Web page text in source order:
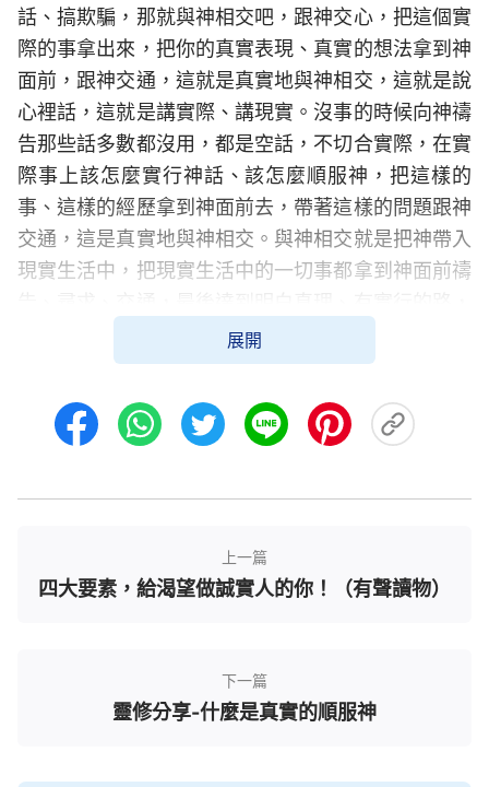
話、搞欺騙，那就與神相交吧，跟神交心，把這個實
際的事拿出來，把你的真實表現、真實的想法拿到神
面前，跟神交通，這就是真實地與神相交，這就是說
心裡話，這就是講實際、講現實。沒事的時候向神禱
告那些話多數都沒用，都是空話，不切合實際，在實
際事上該怎麼實行神話、該怎麼順服神，把這樣的
事、這樣的經歷拿到神面前去，帶著這樣的問題跟神
交通，這是真實地與神相交。與神相交就是把神帶入
現實生活中，把現實生活中的一切事都拿到神面前禱
然後再回到生活中來實行真理、實行神話，這是與神
相交的整個過程。你這個時期重點與神相交禱告哪些
問題，現在有什麼進展、有什麼收穫，自己心裡得有
數，每一個時期都得圍繞一方面真理跟神有交通，達
到這些實際問題。你對這些現實生命必須進入的問
題、實際存在的問題，你如果不拿到神面前禱告、與
相交不能迴避現實問題，你現實臨到的無論什麼樣的
難處，都得拿到神面前禱告，無論神對你有什麼要
展開
上一篇
四大要素，給渴望做誠實人的你！（有聲讀物）
下一篇
靈修分享-什麼是真實的順服神